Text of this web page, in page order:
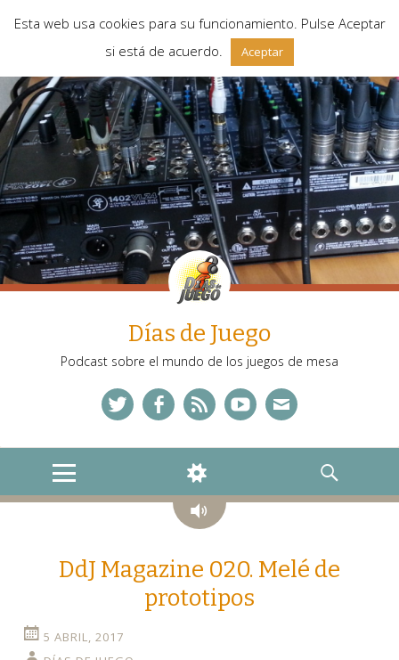
Días de Juego
Podcast sobre el mundo de los juegos de mesa
MENU
WIDGETS
SEARCH
Audio
DdJ Magazine 020. Melé de
prototipos
5 ABRIL, 2017
Esta web usa cookies para su funcionamiento. Pulse Aceptar
si está de acuerdo.
Aceptar